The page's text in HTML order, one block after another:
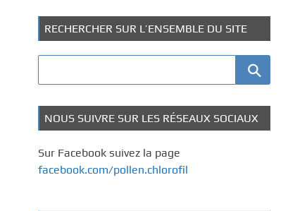
RECHERCHER SUR L’ENSEMBLE DU SITE
NOUS SUIVRE SUR LES RÉSEAUX SOCIAUX
Sur Facebook suivez la page
facebook.com/pollen.chlorofil